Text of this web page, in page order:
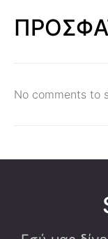
No comments to